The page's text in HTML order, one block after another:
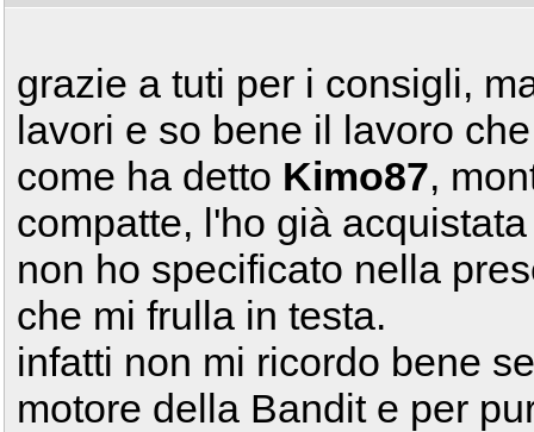
grazie a tuti per i consigli,
lavori e so bene il lavoro
come ha detto Kimo87,
compatte, l'ho già
non ho specificato nella
che mi frulla in testa.
infatti non mi ricordo bene
motore della Bandit e per